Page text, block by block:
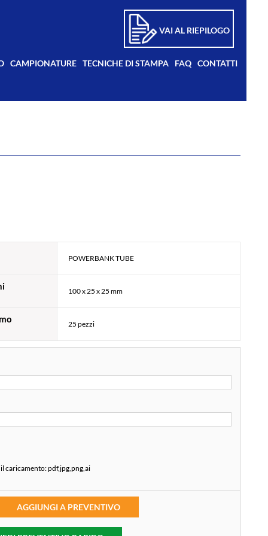
VAI AL RIEPILOGO
CAMPIONATURE TECNICHE DI STAMPA FAQ CONTATTI
POWERBANK TUBE
100 x 25 x 25 mm
25 pezzi
il caricamento:pdf,jpg,png,ai
AGGIUNGI A PREVENTIVO